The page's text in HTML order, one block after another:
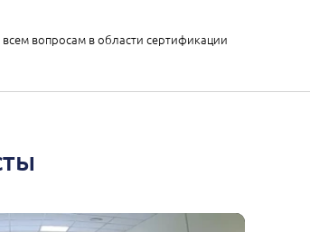
вопросам в области сертификации